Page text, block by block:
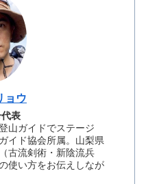
ウ
表
山ガイドでステージ
イド協会所属。山梨県
古流剣術・新陰流兵
使い方をお伝えしなが